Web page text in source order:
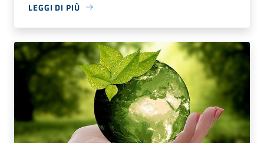
LEGGI DI PIÙ